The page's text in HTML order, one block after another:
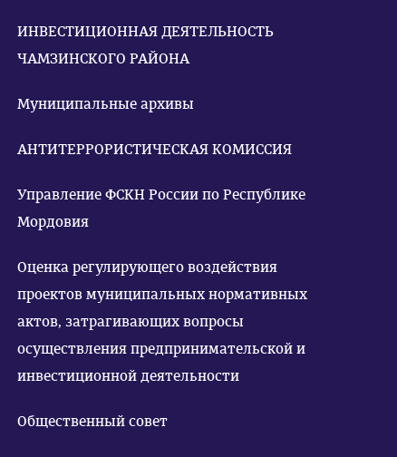
ИНВЕСТИЦИОННАЯ ДЕЯТЕЛЬНОСТЬ
ЧАМЗИНСКОГО РАЙОНА
Муниципальные архивы
АНТИТЕРРОРИСТИЧЕСКАЯ КОМИССИЯ
Управление ФСКН России по Республике
Мордовия
Оценка регулирующего воздействия
проектов муниципальных нормативных
актов, затрагивающих вопросы
осуществления предпринимательской и
инвестиционной деятельности
Общественный совет